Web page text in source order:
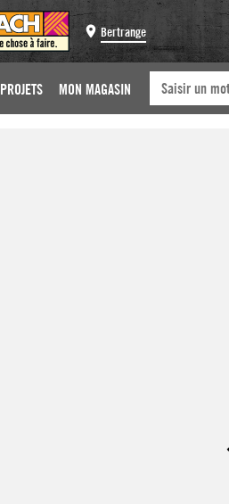
Bertrange
PROJETS MON MAGASIN